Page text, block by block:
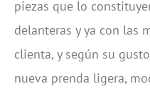
piezas que lo
delanteras y ya con las
clienta, y según su
nueva prenda ligera,